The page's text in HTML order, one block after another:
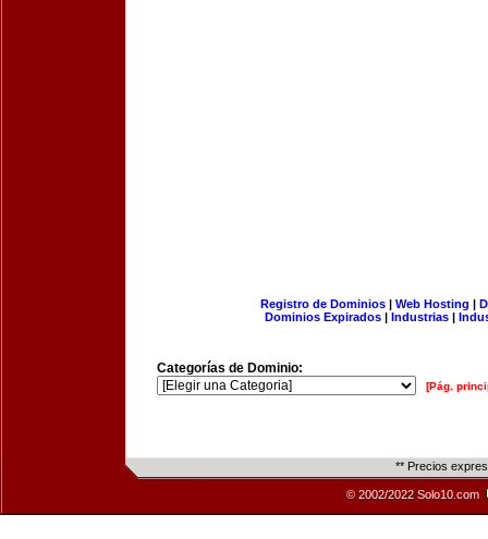
Registro de Dominios| Web Hosting |
Dominios Expirados | Industrias |
Categorías de Dominio:
[Pág.
** Precios
© 2002/2022 Solo10.com